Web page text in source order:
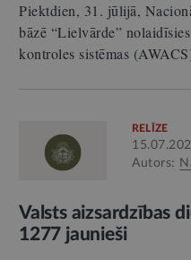
Piektdien, 31. jūlijā,
bāzē “Lielvārde”
kontroles sistēmas
RELĪZE
Autors:
Valsts aizsardzības
1277 jaunieši